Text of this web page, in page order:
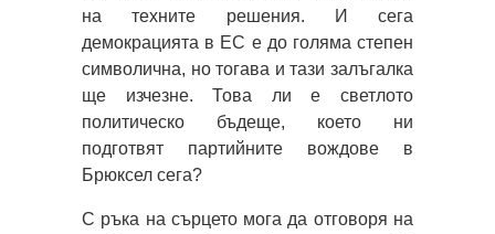
на техните решения. И сега
демокрацията в ЕС е до голяма степен
символична, но тогава и тази залъгалка
ще изчезне. Това ли е светлото
политическо бъдеще, което ни
подготвят партийните вождове в
Брюксел сега?
С ръка на сърцето мога да отговоря на